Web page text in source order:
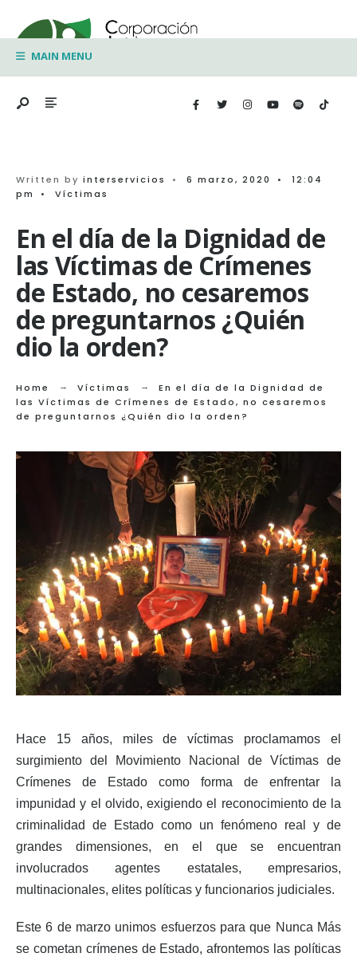
to
contentMAIN MENU
Written by interservicios • 6 marzo, 2020 •
12:04
pm
• Víctimas
En el día de la Dignidad de
las Víctimas de Crímenes
de Estado, no cesaremos
de preguntarnos ¿Quién
dio la orden?
Home Víctimas
En el día de la Dignidad de
las Víctimas de Crímenes de Estado, no cesaremos
de preguntarnos ¿Quién dio la orden?
Hace 15 años, miles de víctimas proclamamos el
surgimiento del Movimiento Nacional de Víctimas de
Crímenes de Estado como forma de enfrentar la
impunidad y el olvido, exigiendo el reconocimiento de la
criminalidad de Estado como un fenómeno real y de
grandes dimensiones, en el que se encuentran
involucrados agentes estatales, empresarios,
multinacionales, elites políticas y funcionarios judiciales.
Este 6 de marzo unimos esfuerzos para que Nunca Más
se cometan crímenes de Estado, afrontemos las políticas
for: